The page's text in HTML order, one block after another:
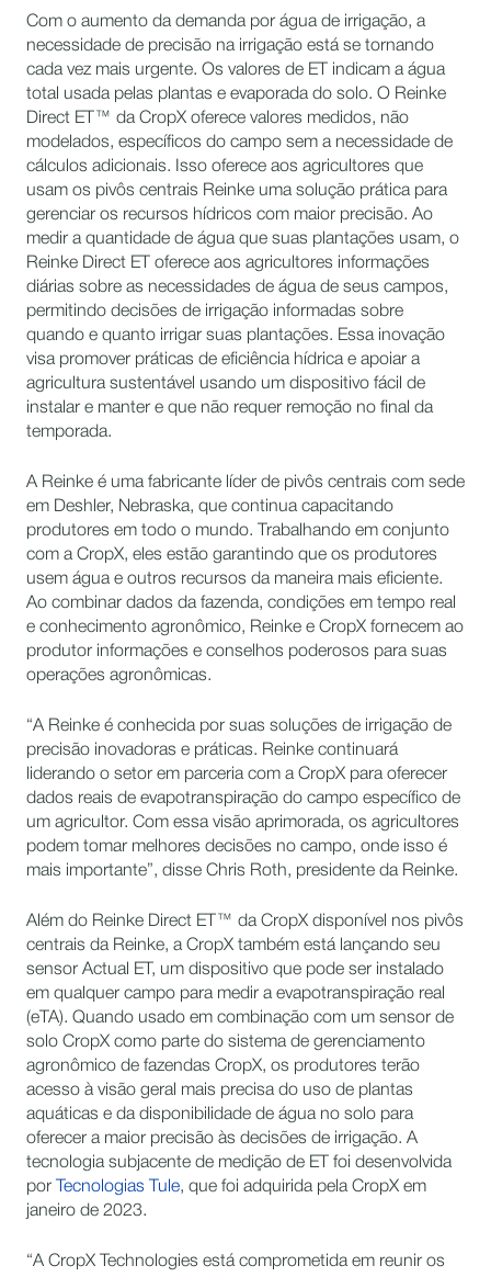
Com o aumento da demanda por água de irrigação, a
necessidade de precisão na irrigação está se tornando
cada vez mais urgente. Os valores de ET indicam a água
total usada pelas plantas e evaporada do solo. O Reinke
Direct ET™ da CropX oferece valores medidos, não
modelados, específicos do campo sem a necessidade de
cálculos adicionais. Isso oferece aos agricultores que
usam os pivôs centrais Reinke uma solução prática para
gerenciar os recursos hídricos com maior precisão. Ao
medir a quantidade de água que suas plantações usam, o
Reinke Direct ET oferece aos agricultores informações
diárias sobre as necessidades de água de seus campos,
permitindo decisões de irrigação informadas sobre
quando e quanto irrigar suas plantações. Essa inovação
visa promover práticas de eficiência hídrica e apoiar a
agricultura sustentável usando um dispositivo fácil de
instalar e manter e que não requer remoção no final da
temporada.
A Reinke é uma fabricante líder de pivôs centrais com sede
em Deshler, Nebraska, que continua capacitando
produtores em todo o mundo. Trabalhando em conjunto
com a CropX, eles estão garantindo que os produtores
usem água e outros recursos da maneira mais eficiente.
Ao combinar dados da fazenda, condições em tempo real
e conhecimento agronômico, Reinke e CropX fornecem ao
produtor informações e conselhos poderosos para suas
operações agronômicas.
“A Reinke é conhecida por suas soluções de irrigação de
precisão inovadoras e práticas. Reinke continuará
liderando o setor em parceria com a CropX para oferecer
dados reais de evapotranspiração do campo específico de
um agricultor. Com essa visão aprimorada, os agricultores
podem tomar melhores decisões no campo, onde isso é
mais importante”, disse Chris Roth, presidente da Reinke.
Além do Reinke Direct ET™ da CropX disponível nos pivôs
centrais da Reinke, a CropX também está lançando seu
sensor Actual ET, um dispositivo que pode ser instalado
em qualquer campo para medir a evapotranspiração real
(eTA). Quando usado em combinação com um sensor de
solo CropX como parte do sistema de gerenciamento
agronômico de fazendas CropX, os produtores terão
acesso à visão geral mais precisa do uso de plantas
aquáticas e da disponibilidade de água no solo para
oferecer a maior precisão às decisões de irrigação. A
tecnologia subjacente de medição de ET foi desenvolvida
por
Tecnologias Tule, que foi adquirida pela CropX em
janeiro de 2023.
“A CropX Technologies está comprometida em reunir os